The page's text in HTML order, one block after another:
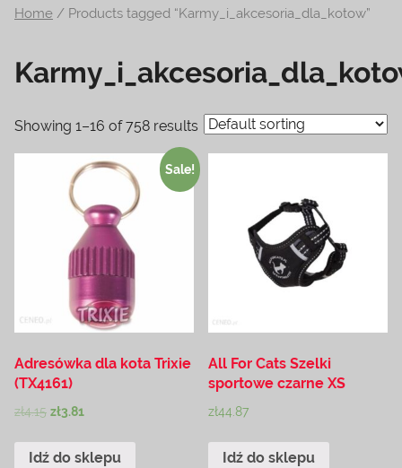
na
terrarystyki
i
Zapraszamy!
Home / Products tagged “Karmy_i_akcesoria_dla_kotow”
Showing 1–16 of 758 results
Sale!
Adresówka dla kota Trixie
(TX4161)
zł4.15 zł3.81
Idź do sklepu
All For Cats Szelki
sportowe czarne XS
zł44.87
Idź do sklepu